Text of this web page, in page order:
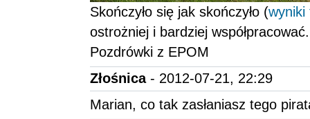
Skończyło się jak skończyło (wyniki
ostrożniej i bardziej współpracować.
Pozdrówki z EPOM
Złośnica- 2012-07-21, 22:29
Marian, co tak zasłaniasz tego